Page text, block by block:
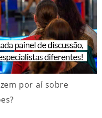
por aí sobre